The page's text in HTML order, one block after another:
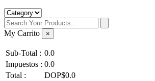
My Carrito ×
Sub-Total : 0.0
Impuestos : 0.0
Total :
DOP$0.0